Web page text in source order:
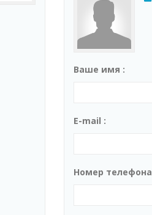
Ваше имя :
E-mail :
Номер